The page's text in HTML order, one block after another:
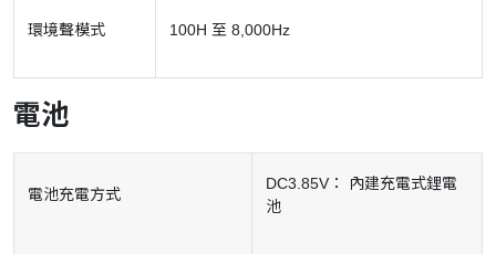
環境聲模式 100H 至 8,000Hz
電池
電池充電方式
DC3.85V： 內建充電式鋰電
池